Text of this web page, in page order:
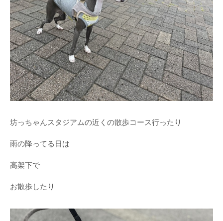
坊っちゃんスタジアムの近くの散歩コース行ったり
雨の降ってる日は
高架下で
お散歩したり